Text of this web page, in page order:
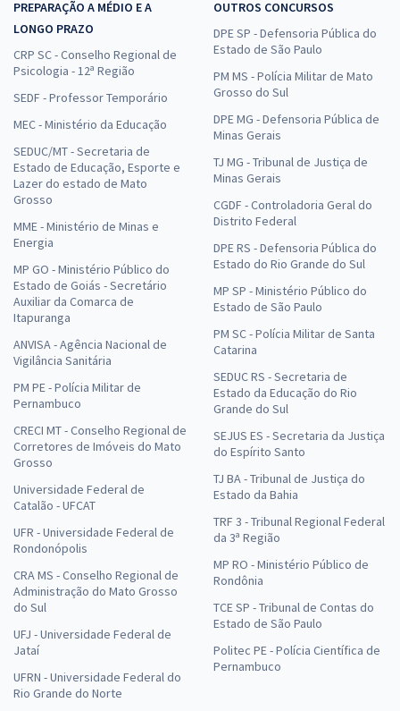
PREPARAÇÃO A MÉDIO E A
LONGO PRAZO
CRP SC - Conselho Regional de
Psicologia - 12ª Região
SEDF - Professor Temporário
MEC - Ministério da Educação
SEDUC/MT - Secretaria de
Estado de Educação, Esporte e
Lazer do estado de Mato
Grosso
MME - Ministério de Minas e
Energia
MP GO - Ministério Público do
Estado de Goiás - Secretário
Auxiliar da Comarca de
Itapuranga
ANVISA - Agência Nacional de
Vigilância Sanitária
PM PE - Polícia Militar de
Pernambuco
CRECI MT - Conselho Regional de
Corretores de Imóveis do Mato
Grosso
Universidade Federal de
Catalão - UFCAT
UFR - Universidade Federal de
Rondonópolis
CRA MS - Conselho Regional de
Administração do Mato Grosso
do Sul
UFJ - Universidade Federal de
Jataí
UFRN - Universidade Federal do
Rio Grande do Norte
OUTROS CONCURSOS
DPE SP - Defensoria Pública do
Estado de São Paulo
PM MS - Polícia Militar de Mato
Grosso do Sul
DPE MG - Defensoria Pública de
Minas Gerais
TJ MG - Tribunal de Justiça de
Minas Gerais
CGDF - Controladoria Geral do
Distrito Federal
DPE RS - Defensoria Pública do
Estado do Rio Grande do Sul
MP SP - Ministério Público do
Estado de São Paulo
PM SC - Polícia Militar de Santa
Catarina
SEDUC RS - Secretaria de
Estado da Educação do Rio
Grande do Sul
SEJUS ES - Secretaria da Justiça
do Espírito Santo
TJ BA - Tribunal de Justiça do
Estado da Bahia
TRF 3 - Tribunal Regional Federal
da 3ª Região
MP RO - Ministério Público de
Rondônia
TCE SP - Tribunal de Contas do
Estado de São Paulo
Politec PE - Polícia Científica de
Pernambuco